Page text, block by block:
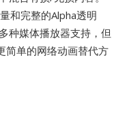
和完整的Alpha透明
种媒体播放器支持，但
简单的网络动画替代方